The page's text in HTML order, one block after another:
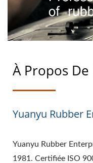
À Propos
Yuanyu Rubber
Yuanyu Rubber
1981. Certifiée ISO